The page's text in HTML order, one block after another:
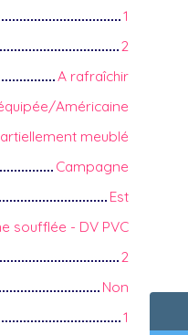
1
2
A rafraîchir
Américaine
meublé
Campagne
Est
soufflée - DV PVC
2
Non
1